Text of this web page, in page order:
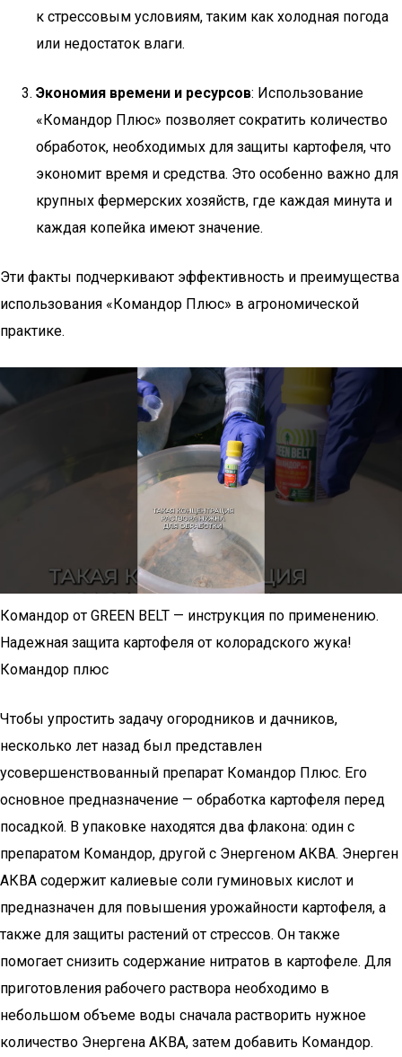
к стрессовым условиям, таким как холодная погода
или недостаток влаги.
Экономия времени и ресурсов: Использование
«Командор Плюс» позволяет сократить количество
обработок, необходимых для защиты картофеля, что
экономит время и средства. Это особенно важно для
крупных фермерских хозяйств, где каждая минута и
каждая копейка имеют значение.
Эти факты подчеркивают эффективность и преимущества
использования «Командор Плюс» в агрономической
практике.
Командор от GREEN BELT — инструкция по применению.
Надежная защита картофеля от колорадского жука!
Командор плюс
Чтобы упростить задачу огородников и дачников,
несколько лет назад был представлен
усовершенствованный препарат Командор Плюс. Его
основное предназначение — обработка картофеля перед
посадкой. В упаковке находятся два флакона: один с
препаратом Командор, другой с Энергеном АКВА. Энерген
АКВА содержит калиевые соли гуминовых кислот и
предназначен для повышения урожайности картофеля, а
также для защиты растений от стрессов. Он также
помогает снизить содержание нитратов в картофеле. Для
приготовления рабочего раствора необходимо в
небольшом объеме воды сначала растворить нужное
количество Энергена АКВА, затем добавить Командор.